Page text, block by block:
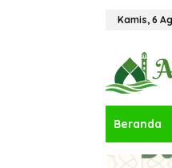
Kamis, 6
Beranda